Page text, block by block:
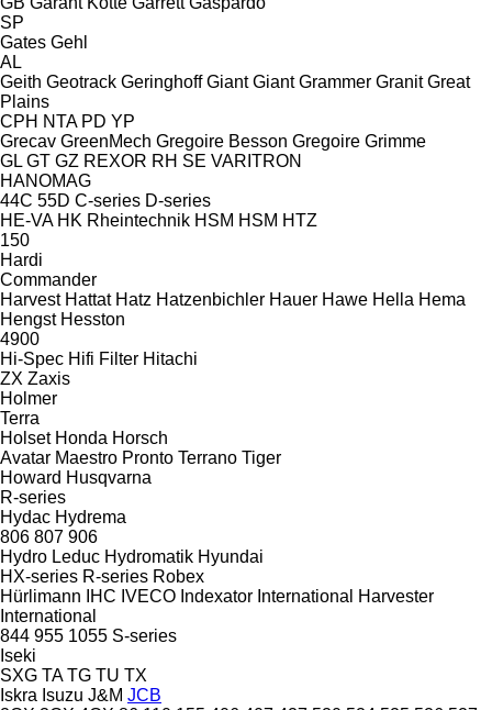
SP
Gates Gehl
AL
Geith Geotrack Geringhoff Giant Giant Grammer Granit Great
Plains
CPH NTA PD YP
Grecav GreenMech Gregoire Besson Gregoire Grimme
GL GT GZ REXOR RH SE VARITRON
HANOMAG
44C 55D C-series D-series
HE-VA HK Rheintechnik HSM HSM HTZ
150
Hardi
Commander
Harvest Hattat Hatz Hatzenbichler Hauer Hawe Hella Hema
Hengst Hesston
4900
Hi-Spec Hifi Filter Hitachi
ZX Zaxis
Holmer
Terra
Holset Honda Horsch
Avatar Maestro Pronto Terrano Tiger
Howard Husqvarna
R-series
Hydac Hydrema
806 807 906
Hydro Leduc Hydromatik Hyundai
HX-series R-series Robex
Hürlimann
IHC IVECO Indexator International Harvester
International
844 955 1055 S-series
Iseki
SXG TA TG TU TX
Iskra Isuzu J&M JCB